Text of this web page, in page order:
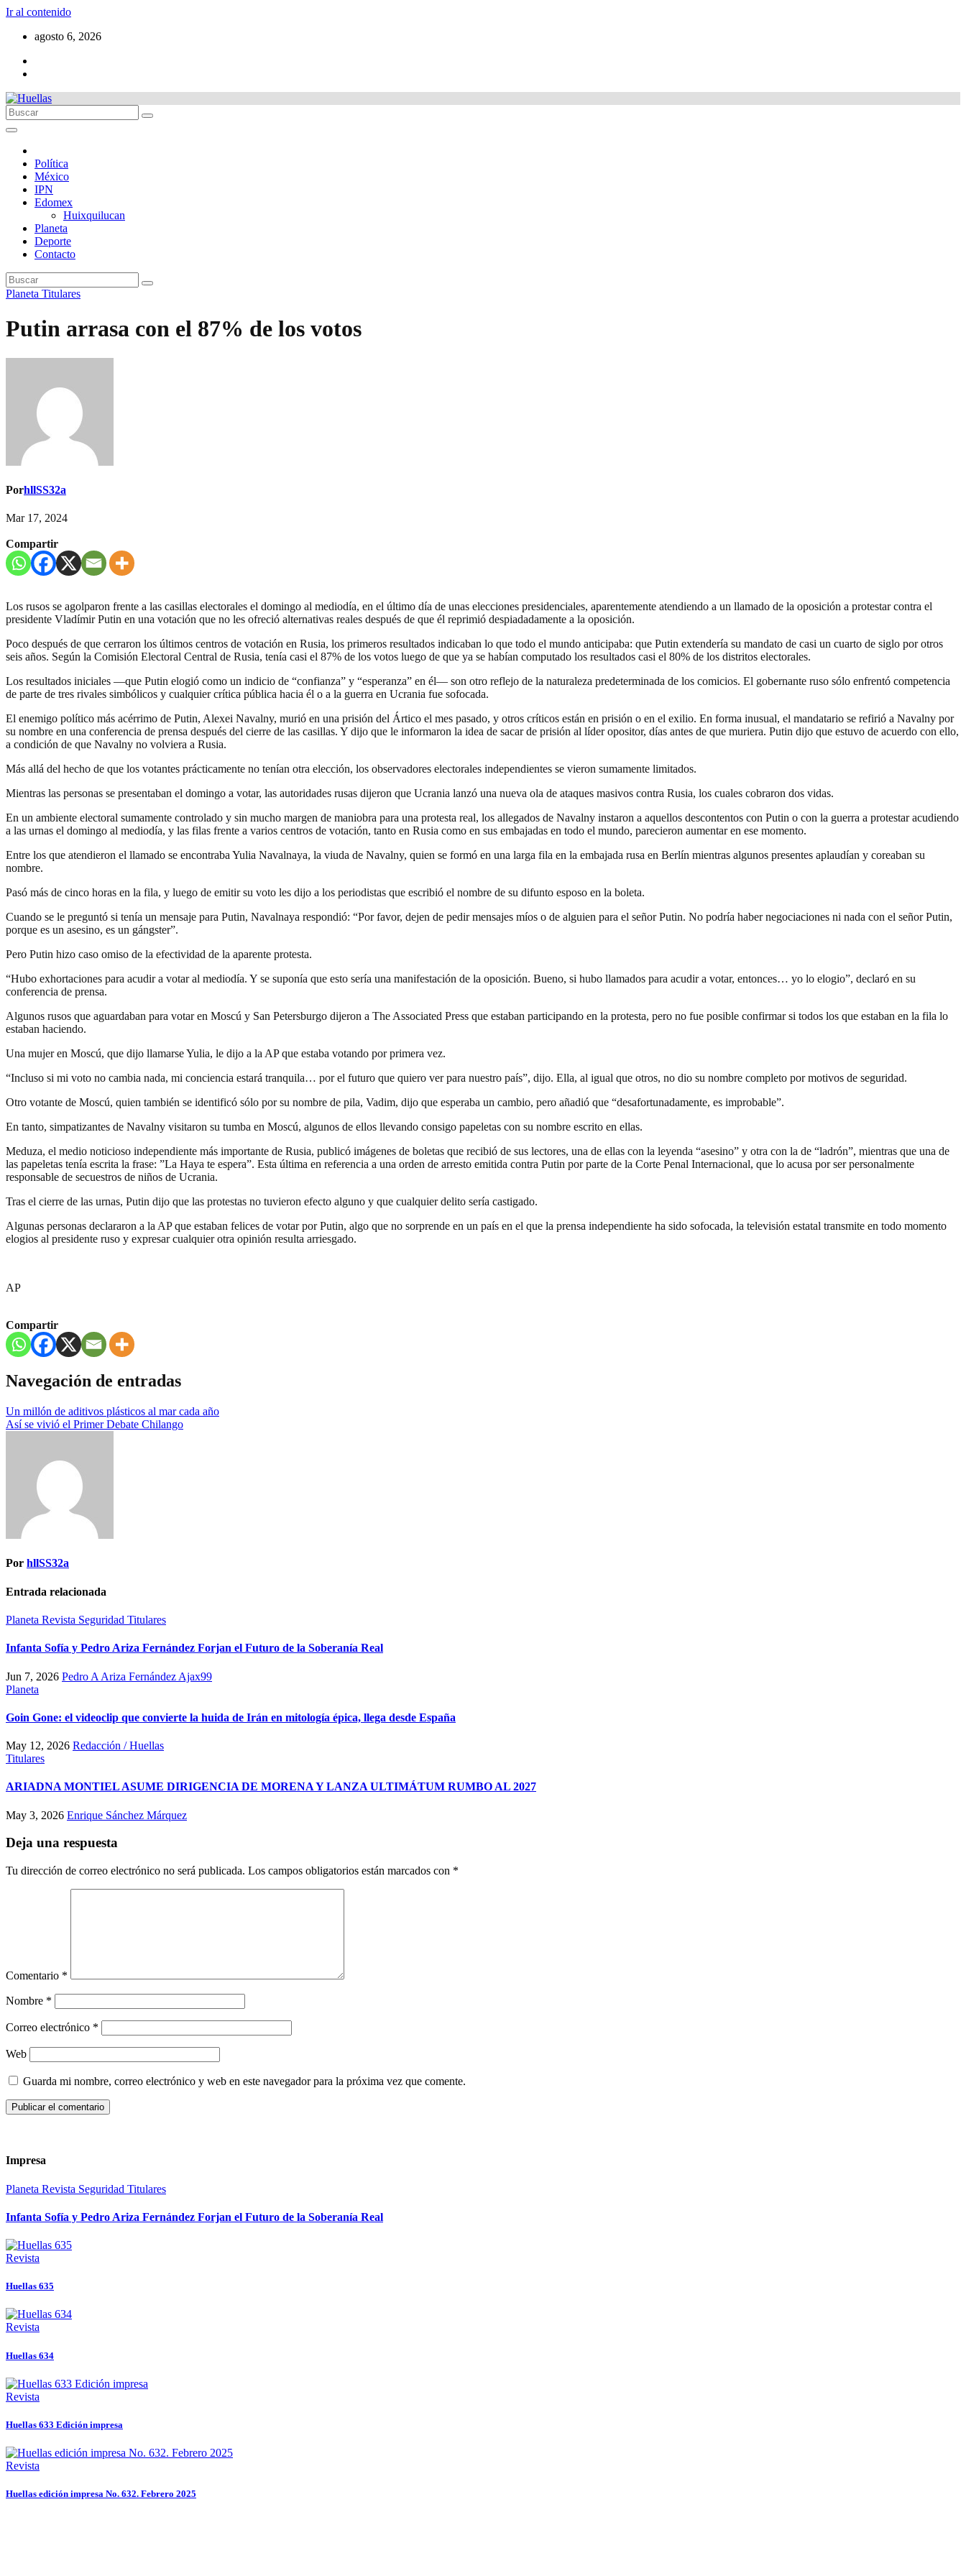
Ir al contenido
agosto 6, 2026
Política
México
IPN
Edomex
Huixquilucan
Planeta
Deporte
Contacto
Planeta Titulares
Putin arrasa con el 87% de los votos
PorhllSS32a
Mar 17, 2024
Compartir
Los rusos se agolparon frente a las casillas electorales el domingo al mediodía, en el último día de unas elecciones presidenciales, aparentemente atendiendo a un llamado de la oposición a protestar contra el
presidente Vladímir Putin en una votación que no les ofreció alternativas reales después de que él reprimió despiadadamente a la oposición.
Poco después de que cerraron los últimos centros de votación en Rusia, los primeros resultados indicaban lo que todo el mundo anticipaba: que Putin extendería su mandato de casi un cuarto de siglo por otros
seis años. Según la Comisión Electoral Central de Rusia, tenía casi el 87% de los votos luego de que ya se habían computado los resultados casi el 80% de los distritos electorales.
Los resultados iniciales —que Putin elogió como un indicio de “confianza” y “esperanza” en él— son otro reflejo de la naturaleza predeterminada de los comicios. El gobernante ruso sólo enfrentó competencia
de parte de tres rivales simbólicos y cualquier crítica pública hacia él o a la guerra en Ucrania fue sofocada.
El enemigo político más acérrimo de Putin, Alexei Navalny, murió en una prisión del Ártico el mes pasado, y otros críticos están en prisión o en el exilio. En forma inusual, el mandatario se refirió a Navalny por
su nombre en una conferencia de prensa después del cierre de las casillas. Y dijo que le informaron la idea de sacar de prisión al líder opositor, días antes de que muriera. Putin dijo que estuvo de acuerdo con ello,
a condición de que Navalny no volviera a Rusia.
Más allá del hecho de que los votantes prácticamente no tenían otra elección, los observadores electorales independientes se vieron sumamente limitados.
Mientras las personas se presentaban el domingo a votar, las autoridades rusas dijeron que Ucrania lanzó una nueva ola de ataques masivos contra Rusia, los cuales cobraron dos vidas.
En un ambiente electoral sumamente controlado y sin mucho margen de maniobra para una protesta real, los allegados de Navalny instaron a aquellos descontentos con Putin o con la guerra a protestar acudiendo
a las urnas el domingo al mediodía, y las filas frente a varios centros de votación, tanto en Rusia como en sus embajadas en todo el mundo, parecieron aumentar en ese momento.
Entre los que atendieron el llamado se encontraba Yulia Navalnaya, la viuda de Navalny, quien se formó en una larga fila en la embajada rusa en Berlín mientras algunos presentes aplaudían y coreaban su
nombre.
Pasó más de cinco horas en la fila, y luego de emitir su voto les dijo a los periodistas que escribió el nombre de su difunto esposo en la boleta.
Cuando se le preguntó si tenía un mensaje para Putin, Navalnaya respondió: “Por favor, dejen de pedir mensajes míos o de alguien para el señor Putin. No podría haber negociaciones ni nada con el señor Putin,
porque es un asesino, es un gángster”.
Pero Putin hizo caso omiso de la efectividad de la aparente protesta.
“Hubo exhortaciones para acudir a votar al mediodía. Y se suponía que esto sería una manifestación de la oposición. Bueno, si hubo llamados para acudir a votar, entonces… yo lo elogio”, declaró en su
conferencia de prensa.
Algunos rusos que aguardaban para votar en Moscú y San Petersburgo dijeron a The Associated Press que estaban participando en la protesta, pero no fue posible confirmar si todos los que estaban en la fila lo
estaban haciendo.
Una mujer en Moscú, que dijo llamarse Yulia, le dijo a la AP que estaba votando por primera vez.
“Incluso si mi voto no cambia nada, mi conciencia estará tranquila… por el futuro que quiero ver para nuestro país”, dijo. Ella, al igual que otros, no dio su nombre completo por motivos de seguridad.
Otro votante de Moscú, quien también se identificó sólo por su nombre de pila, Vadim, dijo que esperaba un cambio, pero añadió que “desafortunadamente, es improbable”.
En tanto, simpatizantes de Navalny visitaron su tumba en Moscú, algunos de ellos llevando consigo papeletas con su nombre escrito en ellas.
Meduza, el medio noticioso independiente más importante de Rusia, publicó imágenes de boletas que recibió de sus lectores, una de ellas con la leyenda “asesino” y otra con la de “ladrón”, mientras que una de
las papeletas tenía escrita la frase: ”La Haya te espera”. Esta última en referencia a una orden de arresto emitida contra Putin por parte de la Corte Penal Internacional, que lo acusa por ser personalmente
responsable de secuestros de niños de Ucrania.
Tras el cierre de las urnas, Putin dijo que las protestas no tuvieron efecto alguno y que cualquier delito sería castigado.
Algunas personas declararon a la AP que estaban felices de votar por Putin, algo que no sorprende en un país en el que la prensa independiente ha sido sofocada, la televisión estatal transmite en todo momento
elogios al presidente ruso y expresar cualquier otra opinión resulta arriesgado.
AP
Compartir
Navegación de entradas
Un millón de aditivos plásticos al mar cada año
Así se vivió el Primer Debate Chilango
Por hllSS32a
Entrada relacionada
Planeta Revista Seguridad Titulares
Infanta Sofía y Pedro Ariza Fernández Forjan el Futuro de la Soberanía Real
Jun 7, 2026 Pedro A Ariza Fernández Ajax99
Planeta
Goin Gone: el videoclip que convierte la huida de Irán en mitología épica, llega desde España
May 12, 2026 Redacción / Huellas
Titulares
ARIADNA MONTIEL ASUME DIRIGENCIA DE MORENA Y LANZA ULTIMÁTUM RUMBO AL 2027
May 3, 2026 Enrique Sánchez Márquez
Deja una respuesta
Tu dirección de correo electrónico no será publicada. Los campos obligatorios están marcados con *
Comentario *
Nombre *
Correo electrónico *
Web
Guarda mi nombre, correo electrónico y web en este navegador para la próxima vez que comente.
Impresa
Planeta Revista Seguridad Titulares
Infanta Sofía y Pedro Ariza Fernández Forjan el Futuro de la Soberanía Real
Revista
Huellas 635
Revista
Huellas 634
Revista
Huellas 633 Edición impresa
Revista
Huellas edición impresa No. 632. Febrero 2025